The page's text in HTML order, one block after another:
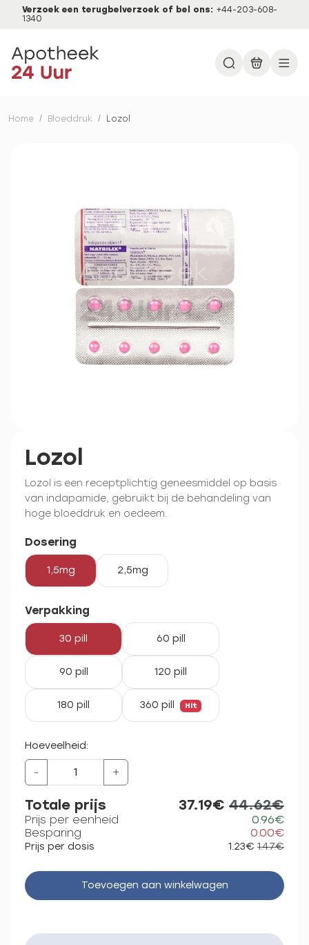
Verzoek een terugbelverzoek of bel ons: +44-203-608-
1340
Home / Bloeddruk / Lozol
Lozol
Lozol is een receptplichtig geneesmiddel op basis
van indapamide, gebruikt bij de behandeling van
hoge bloeddruk en oedeem.
Dosering
1,5mg 2,5mg
Verpakking
30 pill 60 pill
90 pill 120 pill
180 pill 360 pill Hit
Hoeveelheid:
- +
Totale prijs 37.19€ 44.62€
Prijs per eenheid
0.96€
Besparing
0.00€
Prijs per dosis 1.23€ 1.47€
Toevoegen aan winkelwagen